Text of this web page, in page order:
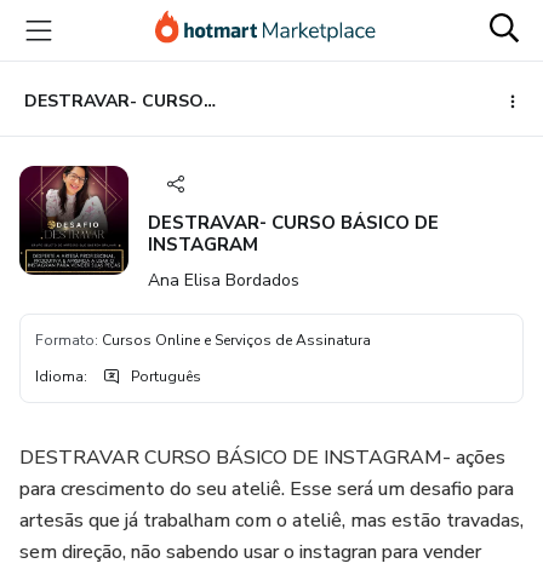
para
conteúdo
principal
para
pagamento
para
rodapé
DESTRAVAR- CURSO BÁSICO DE INSTAGRAM
DESTRAVAR- CURSO BÁSICO DE
INSTAGRAM
Ana Elisa Bordados
Formato: Cursos Online e Serviços de Assinatura
Idioma: Português
DESTRAVAR CURSO BÁSICO DE INSTAGRAM- ações
para crescimento do seu ateliê. Esse será um desafio para
artesãs que já trabalham com o ateliê, mas estão travadas,
sem direção, não sabendo usar o instagran para vender